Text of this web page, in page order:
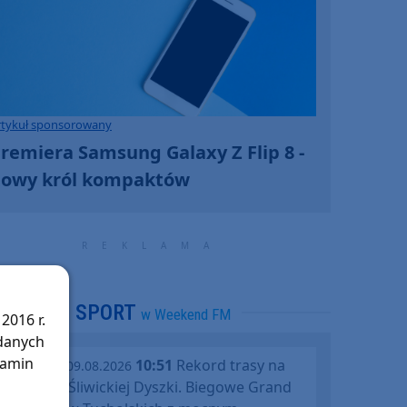
sponsorowany
Samsung Galaxy Z Flip 8 -
król kompaktów
SPORT w Weekend FM
niedziela, 09.08.2026 10:51 Rekord trasy na
jubileusz Śliwickiej Dyszki. Biegowe Grand
r.